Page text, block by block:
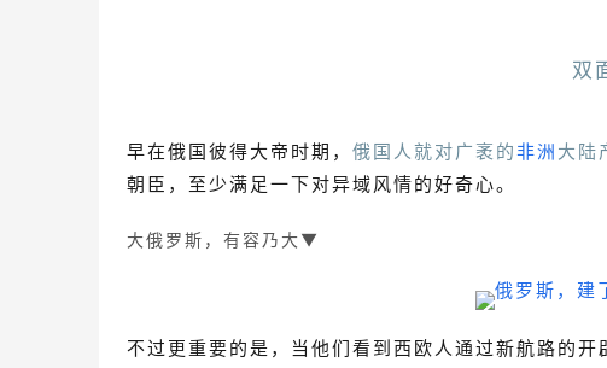
双
早在俄国彼得大帝时期， 俄国人就对广袤的非洲 大陆
朝臣，至少满足一下对异域风情的好奇心。
大俄罗斯，有容乃大▼
不过更重要的是，当他们看到西欧人通过新航路的开